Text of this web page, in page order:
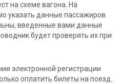
на схеме вагона. На
указать данные пассажиров.
введенные вами данные
будет проверять их при
электронной регистрации
оплатить билеты на поезд.